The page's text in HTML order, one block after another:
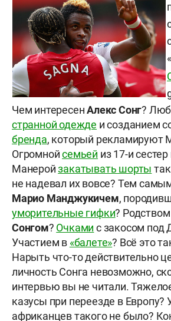
Чем интересенАлекс Сонг?
странной одежде и созданием
бренда, который рекламируют
Огромнойсемьей из 17-и
Манеройзакатывать шорты
не надевал их вовсе? Тем
Марио Манджукичем,
уморительные гифки?
Сонгом? Очками с закосом под
Участием в «балете»? Всё это
Нарыть что-то действительно
личность Сонга невозможно,
интервью вы не читали.
казусы при переезде в Европу?
африканцев такого не было?